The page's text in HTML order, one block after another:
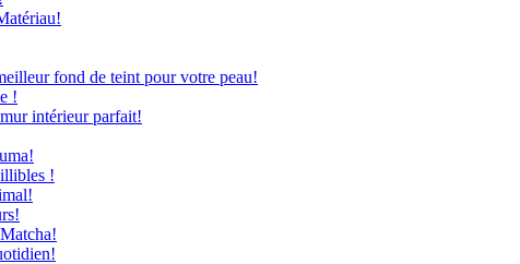
fond de teint pour votre peau!
!
intérieur parfait!
!